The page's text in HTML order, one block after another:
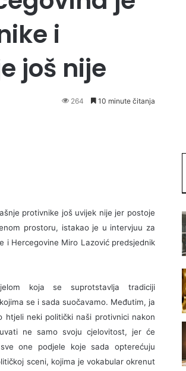
i
još nije
264 10 minute čitanja
protivnike još uvijek nije jer postoje
prostoru, istakao je u intervjuu za
i Hercegovine Miro Lazović predsjednik
koja se suprotstavlja tradiciji
se i sada suočavamo. Međutim, ja
neki politički naši protivnici nakon
ne samo svoju cjelovitost, jer će
one podjele koje sada opterećuju
sceni, kojima je vokabular okrenut